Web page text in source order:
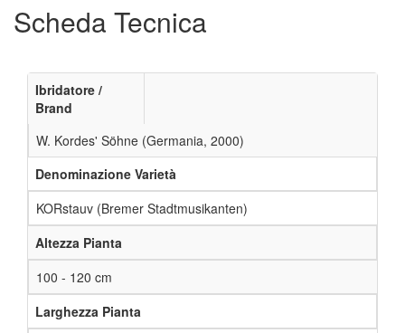
Scheda Tecnica
Ibridatore /
Brand
W. Kordes' Söhne (Germania, 2000)
Denominazione Varietà
KORstauv (Bremer Stadtmusikanten)
Altezza Pianta
100 - 120 cm
Larghezza Pianta